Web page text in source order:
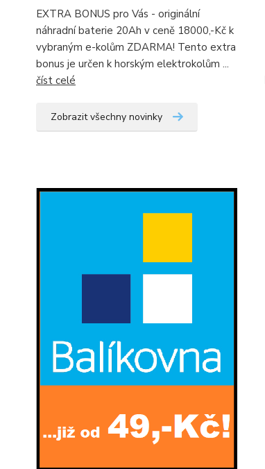
EXTRA BONUS pro Vás - originální
náhradní baterie 20Ah v ceně 18000,-Kč k
vybraným e-kolům ZDARMA! Tento extra
bonus je určen k horským elektrokolům ...
číst celé
Zobrazit všechny novinky